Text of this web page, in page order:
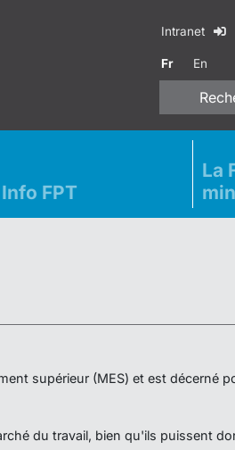
Intranet
Fr En
Info FPT
La
supérieur (MES) et est décerné
du travail, bien qu'ils puissent